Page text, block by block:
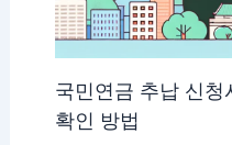
국민연금 추납 신
확인 방법